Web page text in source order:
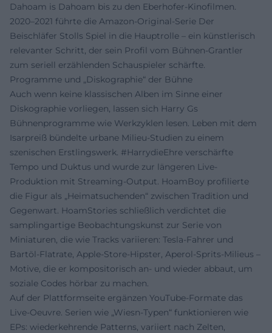
Dahoam is Dahoam bis zu den Eberhofer-Kinofilmen.
2020–2021 führte die Amazon-Original-Serie Der
Beischläfer Stolls Spiel in die Hauptrolle – ein künstlerisch
relevanter Schritt, der sein Profil vom Bühnen-Grantler
zum seriell erzählenden Schauspieler schärfte.
Programme und „Diskographie“ der Bühne
Auch wenn keine klassischen Alben im Sinne einer
Diskographie vorliegen, lassen sich Harry Gs
Bühnenprogramme wie Werkzyklen lesen. Leben mit dem
Isarpreiß bündelte urbane Milieu-Studien zu einem
szenischen Erstlingswerk. #HarrydieEhre verschärfte
Tempo und Duktus und wurde zur längeren Live-
Produktion mit Streaming-Output. HoamBoy profilierte
die Figur als „Heimatsuchenden“ zwischen Tradition und
Gegenwart. HoamStories schließlich verdichtet die
samplingartige Beobachtungskunst zur Serie von
Miniaturen, die wie Tracks variieren: Tesla-Fahrer und
Bartöl-Flatrate, Apple-Store-Hipster, Aperol-Sprits-Milieus –
Motive, die er kompositorisch an- und wieder abbaut, um
soziale Codes hörbar zu machen.
Auf der Plattformseite ergänzen YouTube-Formate das
Live-Oeuvre. Serien wie „Wiesn-Typen“ funktionieren wie
EPs: wiederkehrende Patterns, variiert nach Zelten,